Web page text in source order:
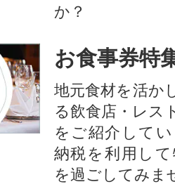
か？​
お食事券特
地元食材を活か
る飲食店・レス
をご紹介して
納税を利用し
を過ごしてみま